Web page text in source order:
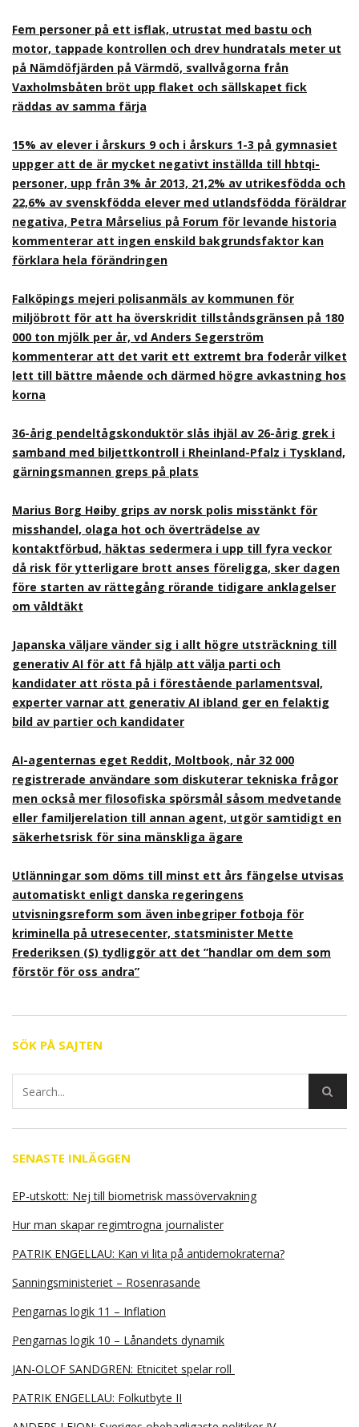
Fem personer på ett isflak, utrustat med bastu och
motor, tappade kontrollen och drev hundratals meter ut
på Nämdöfjärden på Värmdö, svallvågorna från
Vaxholmsbåten bröt upp flaket och sällskapet fick
räddas av samma färja
15% av elever i årskurs 9 och i årskurs 1-3 på gymnasiet
uppger att de är mycket negativt inställda till hbtqi-
personer, upp från 3% år 2013, 21,2% av utrikesfödda och
22,6% av svenskfödda elever med utlandsfödda föräldrar
negativa, Petra Mårselius på Forum för levande historia
kommenterar att ingen enskild bakgrundsfaktor kan
förklara hela förändringen
Falköpings mejeri polisanmäls av kommunen för
miljöbrott för att ha överskridit tillståndsgränsen på 180
000 ton mjölk per år, vd Anders Segerström
kommenterar att det varit ett extremt bra foderår vilket
lett till bättre mående och därmed högre avkastning hos
korna
36-årig pendeltågskonduktör slås ihjäl av 26-årig grek i
samband med biljettkontroll i Rheinland-Pfalz i Tyskland,
gärningsmannen greps på plats
Marius Borg Høiby grips av norsk polis misstänkt för
misshandel, olaga hot och överträdelse av
kontaktförbud, häktas sedermera i upp till fyra veckor
då risk för ytterligare brott anses föreligga, sker dagen
före starten av rättegång rörande tidigare anklagelser
om våldtäkt
Japanska väljare vänder sig i allt högre utsträckning till
generativ AI för att få hjälp att välja parti och
kandidater att rösta på i förestående parlamentsval,
experter varnar att generativ AI ibland ger en felaktig
bild av partier och kandidater
AI-agenternas eget Reddit, Moltbook, når 32 000
registrerade användare som diskuterar tekniska frågor
men också mer filosofiska spörsmål såsom medvetande
eller familjerelation till annan agent, utgör samtidigt en
säkerhetsrisk för sina mänskliga ägare
Utlänningar som döms till minst ett års fängelse utvisas
automatiskt enligt danska regeringens
utvisningsreform som även inbegriper fotboja för
kriminella på utresecenter, statsminister Mette
Frederiksen (S) tydliggör att det ”handlar om dem som
förstör för oss andra”
SÖK PÅ SAJTEN
SENASTE INLÄGGEN
EP-utskott: Nej till biometrisk massövervakning
Hur man skapar regimtrogna journalister
PATRIK ENGELLAU: Kan vi lita på antidemokraterna?
Sanningsministeriet – Rosenrasande
Pengarnas logik 11 – Inflation
Pengarnas logik 10 – Lånandets dynamik
JAN-OLOF SANDGREN: Etnicitet spelar roll
PATRIK ENGELLAU: Folkutbyte II